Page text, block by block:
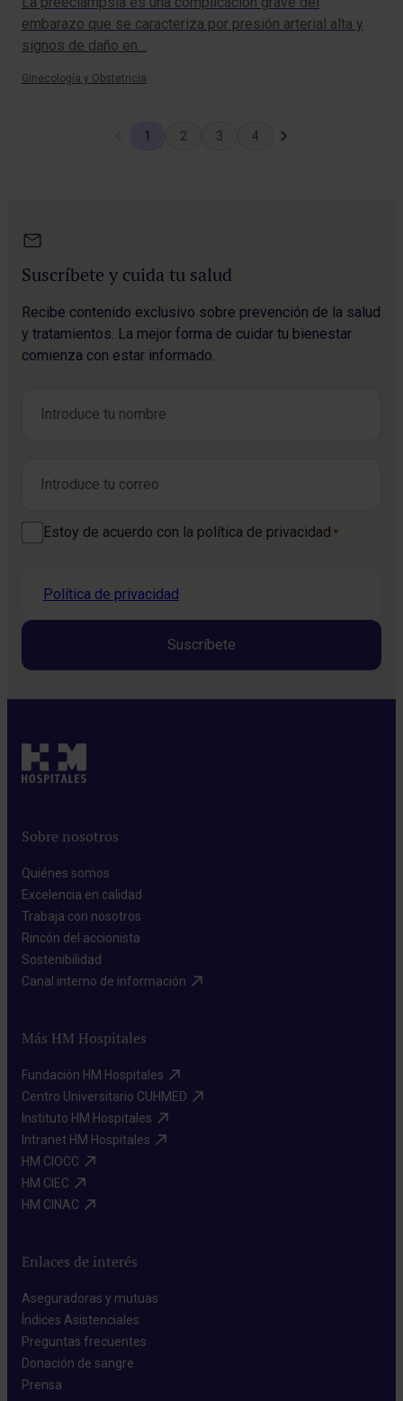
embarazo que se caracteriza por presión arterial alta y
signos de daño en…
Ginecología y Obstetricia
1 2 3 4
página
Suscríbete y cuida tu salud
Recibe contenido exclusivo sobre prevención de la salud
y tratamientos. La mejor forma de cuidar tu bienestar
comienza con estar informado.
Consentimiento *
Estoy de acuerdo con la política de privacidad *
Política de privacidad
Sobre nosotros
Quiénes somos​
Excelencia en calidad​
Trabaja con nosotros​
Rincón del accionista​
Sostenibilidad​
Canal interno de información​
Más HM Hospitales
Fundación HM Hospitales​
Centro Universitario CUHMED​
Instituto HM Hospitales​
Intranet HM Hospitales​
HM CIOCC​
HM CIEC​
HM CINAC​
Enlaces de interés
Aseguradoras y mutuas​
Índices Asistenciales​
Preguntas frecuentes​
Donación de sangre​
Prensa​